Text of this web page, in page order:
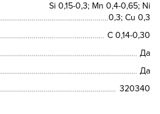
Si 0,15-0,3; Mn 0,4-0,65; Ni
0,3; Cu 0,3
C 0,14-0,30
Да
Да
320340